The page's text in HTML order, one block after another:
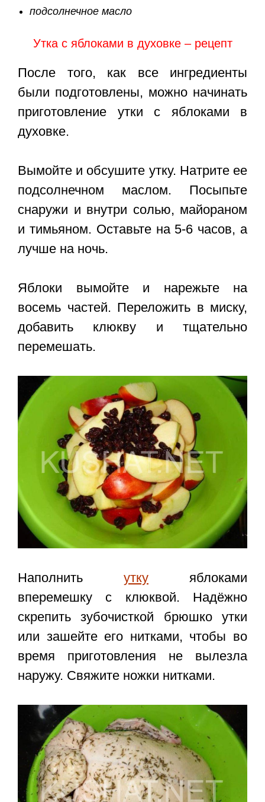
подсолнечное масло
Утка с яблоками в духовке – рецепт
После того, как все ингредиенты
были подготовлены, можно начинать
приготовление утки с яблоками в
духовке.
Вымойте и обсушите утку. Натрите ее
подсолнечном маслом. Посыпьте
снаружи и внутри солью, майораном
и тимьяном. Оставьте на 5-6 часов, а
лучше на ночь.
Яблоки вымойте и нарежьте на
восемь частей. Переложить в миску,
добавить клюкву и тщательно
перемешать.
Наполнить утку яблоками
вперемешку с клюквой. Надёжно
скрепить зубочисткой брюшко утки
или зашейте его нитками, чтобы во
время приготовления не вылезла
наружу. Свяжите ножки нитками.